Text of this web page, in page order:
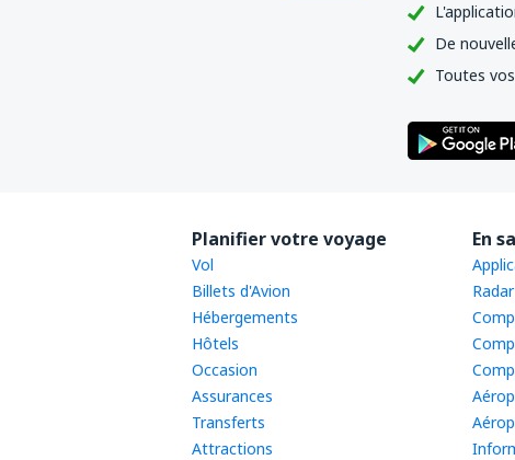
De
Toutes
Planifier votre voyage
Vol
Billets d'Avion
Hébergements
Hôtels
Occasion
Assurances
Transferts
Attractions
En